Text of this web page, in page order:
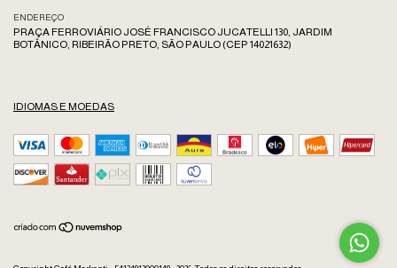
ENDEREÇO
PRAÇA FERROVIÁRIO JOSÉ FRANCISCO JUCATELLI 130, JARDIM
BOTÂNICO, RIBEIRÃO PRETO, SÃO PAULO (CEP 14021632)
IDIOMAS E MOEDAS